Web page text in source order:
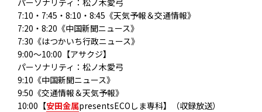
パーソナリティ：松ノ木愛弓
7:10・7:45・8:10・8:45《天気予報＆交通情報》
7:20・8:20《中国新聞ニュース》
7:30《はつかいち行政ニュース》
9:00～10:00【アサクジ】
パーソナリティ：松ノ木愛弓
9:10《中国新聞ニュース》
9:50《交通情報＆天気予報》
10:00【安田金属presentsECOしま専科】（収録放送）